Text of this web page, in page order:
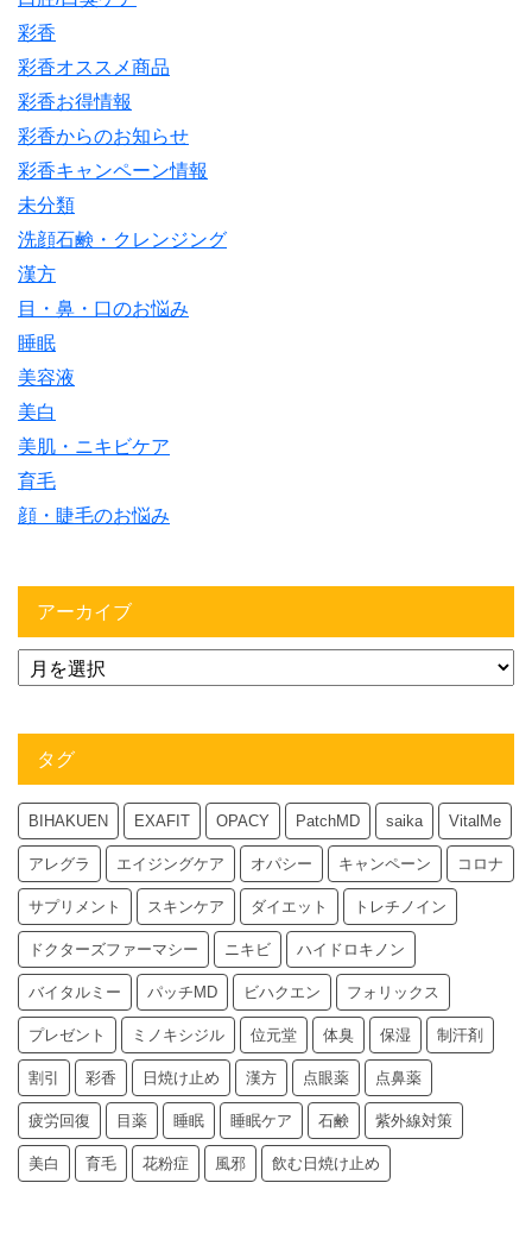
彩香
彩香オススメ商品
彩香お得情報
彩香からのお知らせ
彩香キャンペーン情報
未分類
洗顔石鹸・クレンジング
漢方
目・鼻・口のお悩み
睡眠
美容液
美白
美肌・ニキビケア
育毛
顔・睫毛のお悩み
アーカイブ
タグ
BIHAKUEN EXAFIT OPACY PatchMD saika VitalMe
アレグラ エイジングケア オパシー キャンペーン コロナ
サプリメント スキンケア ダイエット トレチノイン
ドクターズファーマシー ニキビ ハイドロキノン
バイタルミー パッチMD ビハクエン フォリックス
プレゼント ミノキシジル 位元堂 体臭 保湿 制汗剤
割引 彩香 日焼け止め 漢方 点眼薬 点鼻薬
疲労回復 目薬 睡眠 睡眠ケア 石鹸 紫外線対策
美白 育毛 花粉症 風邪 飲む日焼け止め